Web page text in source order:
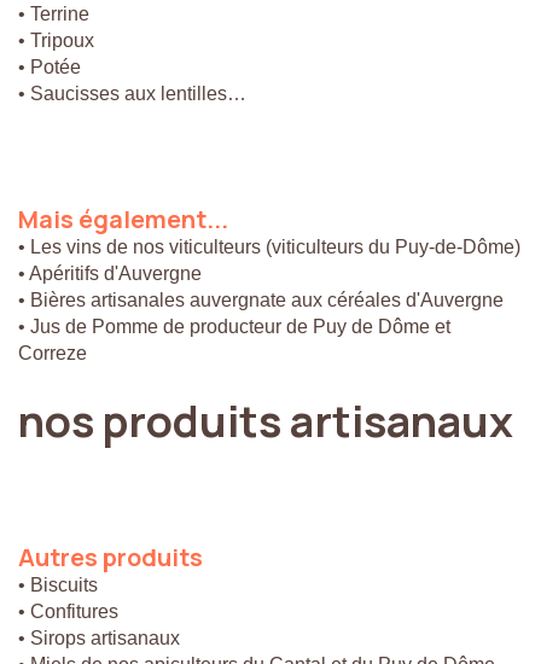
• Terrine
• Tripoux
• Potée
• Saucisses aux lentilles…
Mais également...
• Les vins de nos viticulteurs (viticulteurs du Puy-de-Dôme)
• Apéritifs d'Auvergne
• Bières artisanales auvergnate aux céréales d'Auvergne
• Jus de Pomme de producteur de Puy de Dôme et
Correze
nos produitsartisanaux
Autres produits
• Biscuits
• Confitures
• Sirops artisanaux